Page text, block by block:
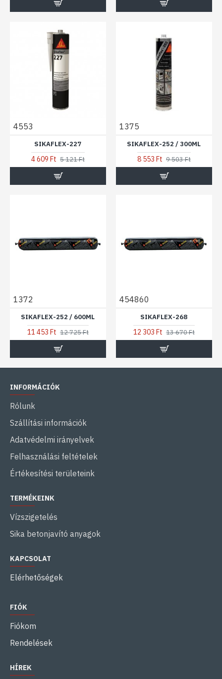
4553
SIKAFLEX-227
4 609 Ft 5 121 Ft
1375
SIKAFLEX-252 / 300ML
8 553 Ft 9 503 Ft
1372
SIKAFLEX-252 / 600ML
11 453 Ft 12 725 Ft
454860
SIKAFLEX-268
12 303 Ft 13 670 Ft
INFORMÁCIÓK
Rólunk
Szállítási információk
Adatvédelmi irányelvek
Felhasználási feltételek
Értékesítési területeink
TERMÉKEINK
Vízszigetelés
Sika betonjavító anyagok
KAPCSOLAT
Elérhetőségek
FIÓK
Fiókom
Rendelések
HÍREK